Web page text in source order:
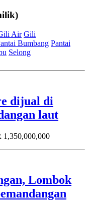
Air Gili
Bumbang Pantai
Selong
dijual di
laut
Lombok